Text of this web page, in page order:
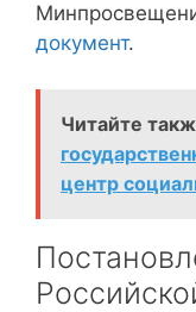
документ.
Читайте
центр